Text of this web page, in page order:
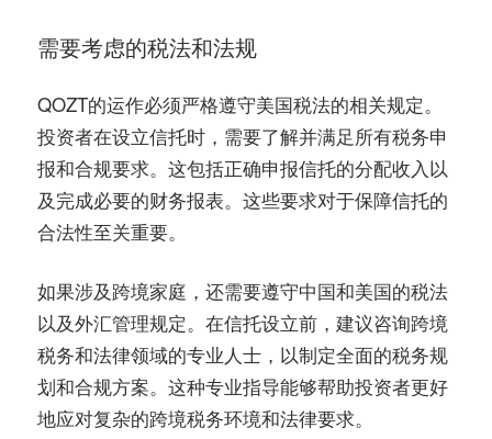
需要考虑的税法和法规
QOZT的运作必须严格遵守美国税法的相关规定。
投资者在设立信托时，需要了解并满足所有税务申
报和合规要求。这包括正确申报信托的分配收入以
及完成必要的财务报表。这些要求对于保障信托的
合法性至关重要。
如果涉及跨境家庭，还需要遵守中国和美国的税法
以及外汇管理规定。在信托设立前，建议咨询跨境
税务和法律领域的专业人士，以制定全面的税务规
划和合规方案。这种专业指导能够帮助投资者更好
地应对复杂的跨境税务环境和法律要求。